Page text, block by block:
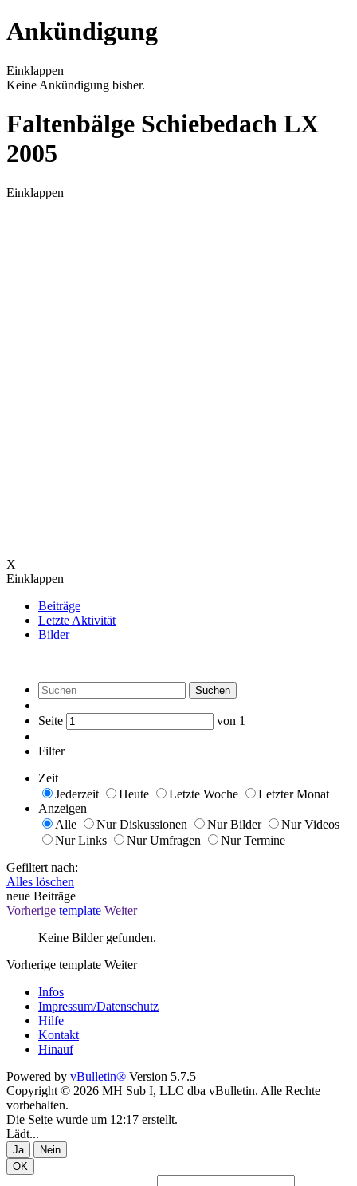
Ankündigung
Einklappen
Keine Ankündigung bisher.
Faltenbälge Schiebedach LX
2005
Einklappen
X
Einklappen
Beiträge
Letzte Aktivität
Bilder
Suchen
Seite von 1
Filter
Zeit
Jederzeit
Heute Letzte Woche
Letzter Monat
Anzeigen
Alle
Nur Diskussionen Nur Bilder
Nur Videos
Nur Links
Nur Umfragen
Nur Termine
Gefiltert nach:
Alles löschen
neue Beiträge
Vorherige template Weiter
Keine Bilder gefunden.
Vorherige template Weiter
Infos
Impressum/Datenschutz
Hilfe
Kontakt
Hinauf
Powered by vBulletin® Version 5.7.5
Copyright © 2026 MH Sub I, LLC dba vBulletin. Alle Rechte
vorbehalten.
Die Seite wurde um 12:17 erstellt.
Lädt...
Ja
Nein
OK